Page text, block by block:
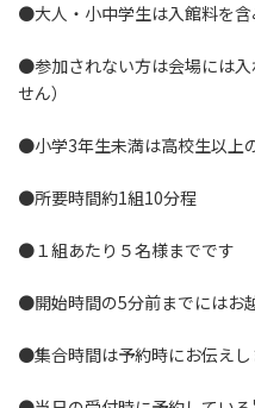
●大人・小中学生は入館料を含
●参加されない方は会場には
せん）
●小学3年生未満は高校生以上
●所要時間約1組10分程
●１組あたり５名様までです
●開始時間の5分前までにはお
●集合時間は予約時にお伝えし